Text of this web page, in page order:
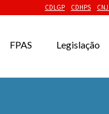
CDLGP CDHPS
FPAS Legislação